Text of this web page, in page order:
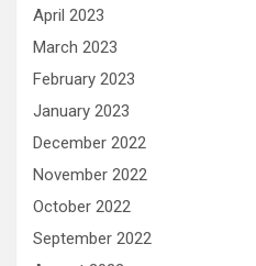
April 2023
March 2023
February 2023
January 2023
December 2022
November 2022
October 2022
September 2022